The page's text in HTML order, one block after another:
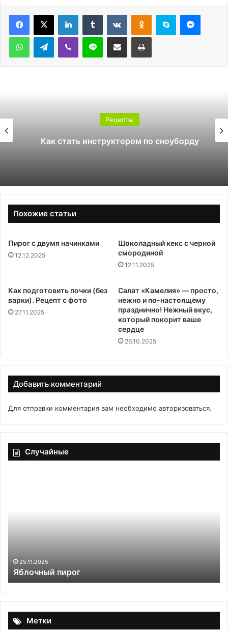
LinkedInTumblr ВконтактеОдноклассники
Skype
WhatsAppTelegramViber Line Поделиться через электронную почту Печатать
Рецепты
Как стать инструктором по сноуборду
Похожие статьи
Пирог с двумя начинками
12.12.2025
Шоколадный кекс с черной
смородиной
12.11.2025
Как подготовить почки (без
варки). Рецепт с фото
27.11.2025
Салат «Камелия» — просто,
нежно и по-настоящему
празднично! Нежный вкус,
который покорит ваше
сердце
26.10.2025
Добавить комментарий
Для отправки комментария вам необходимо авторизоваться.
Случайные
25.11.2025
Яблочный пирог
—
Метки